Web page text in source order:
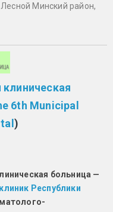
Минский район,
клиническая
6th Municipal
)
больница —
клиник Республики